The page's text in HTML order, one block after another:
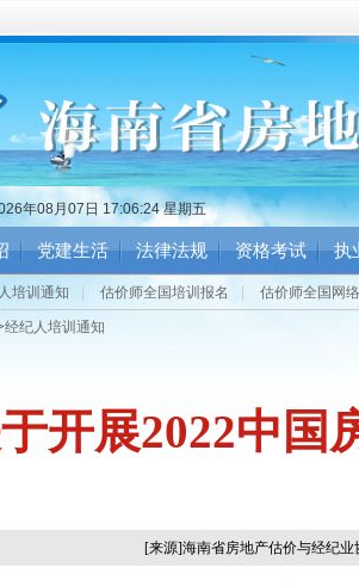
年08月07日 17:06:25 星期五
党建生活 法律法规 资格考试 执
培训通知 估价师全国培训报名 估价师全国网
经纪人培训通知
开展2022中国
[来源]海南省房地产估价与经纪